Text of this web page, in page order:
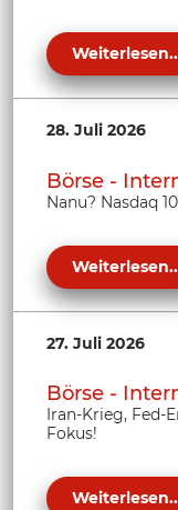
28. Juli 2026
Börse -
Nanu? Nasdaq
27. Juli 2026
Börse -
Iran-Krieg, Fed-
Fokus!